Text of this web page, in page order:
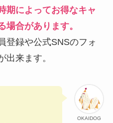
期によってお得なキャ
場合があります。
登録や公式SNSのフォ
出来ます。
OKAIDOG